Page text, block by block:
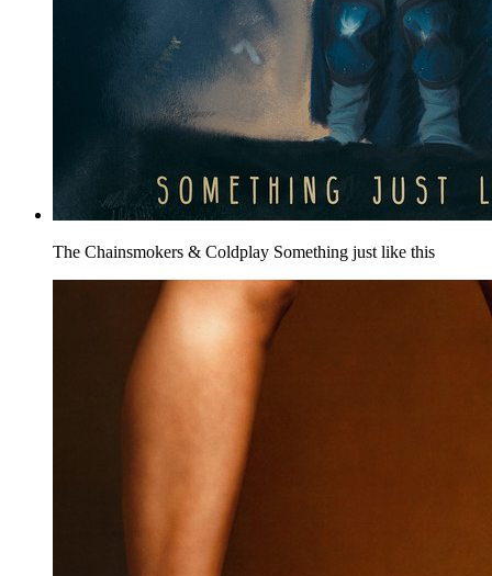
The Chainsmokers & Coldplay Something just like this